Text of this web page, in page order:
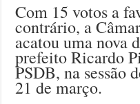
Com 15 votos a
contrário, a
acatou uma nova
prefeito Ricardo
PSDB, na sessão
21 de março.